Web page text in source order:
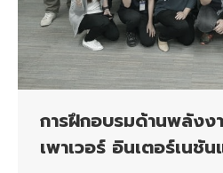
การฝึกอบรมด้านพลังง
เพาเวอร์ อินเตอร์เนชั